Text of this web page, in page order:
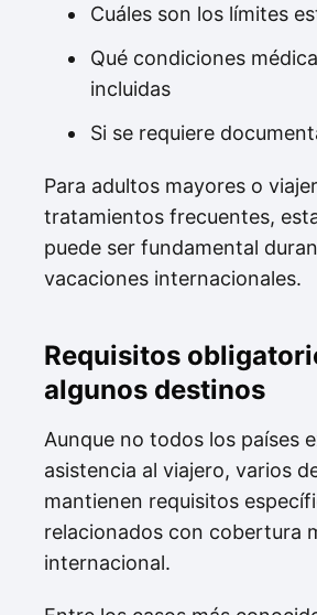
Cuáles son los límites
Qué condiciones
incluidas
Si se requiere
Para adultos mayores o
tratamientos frecuentes,
puede ser fundamental
vacaciones internacionales.
Requisitos
algunos destinos
Aunque no todos los países
asistencia al viajero, varios
mantienen requisitos
relacionados con cobertura
internacional.